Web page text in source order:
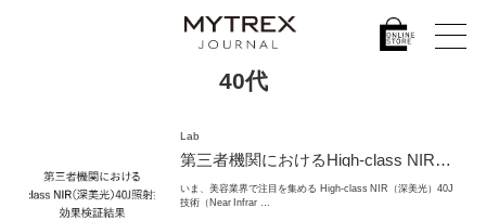
40代
Lab
第三者機関におけるHigh-class NIR（深美光）40J照射技術の
いま、美容業界で注目を集める High‑class NIR（深美光）40J
技術（Near Infrar …